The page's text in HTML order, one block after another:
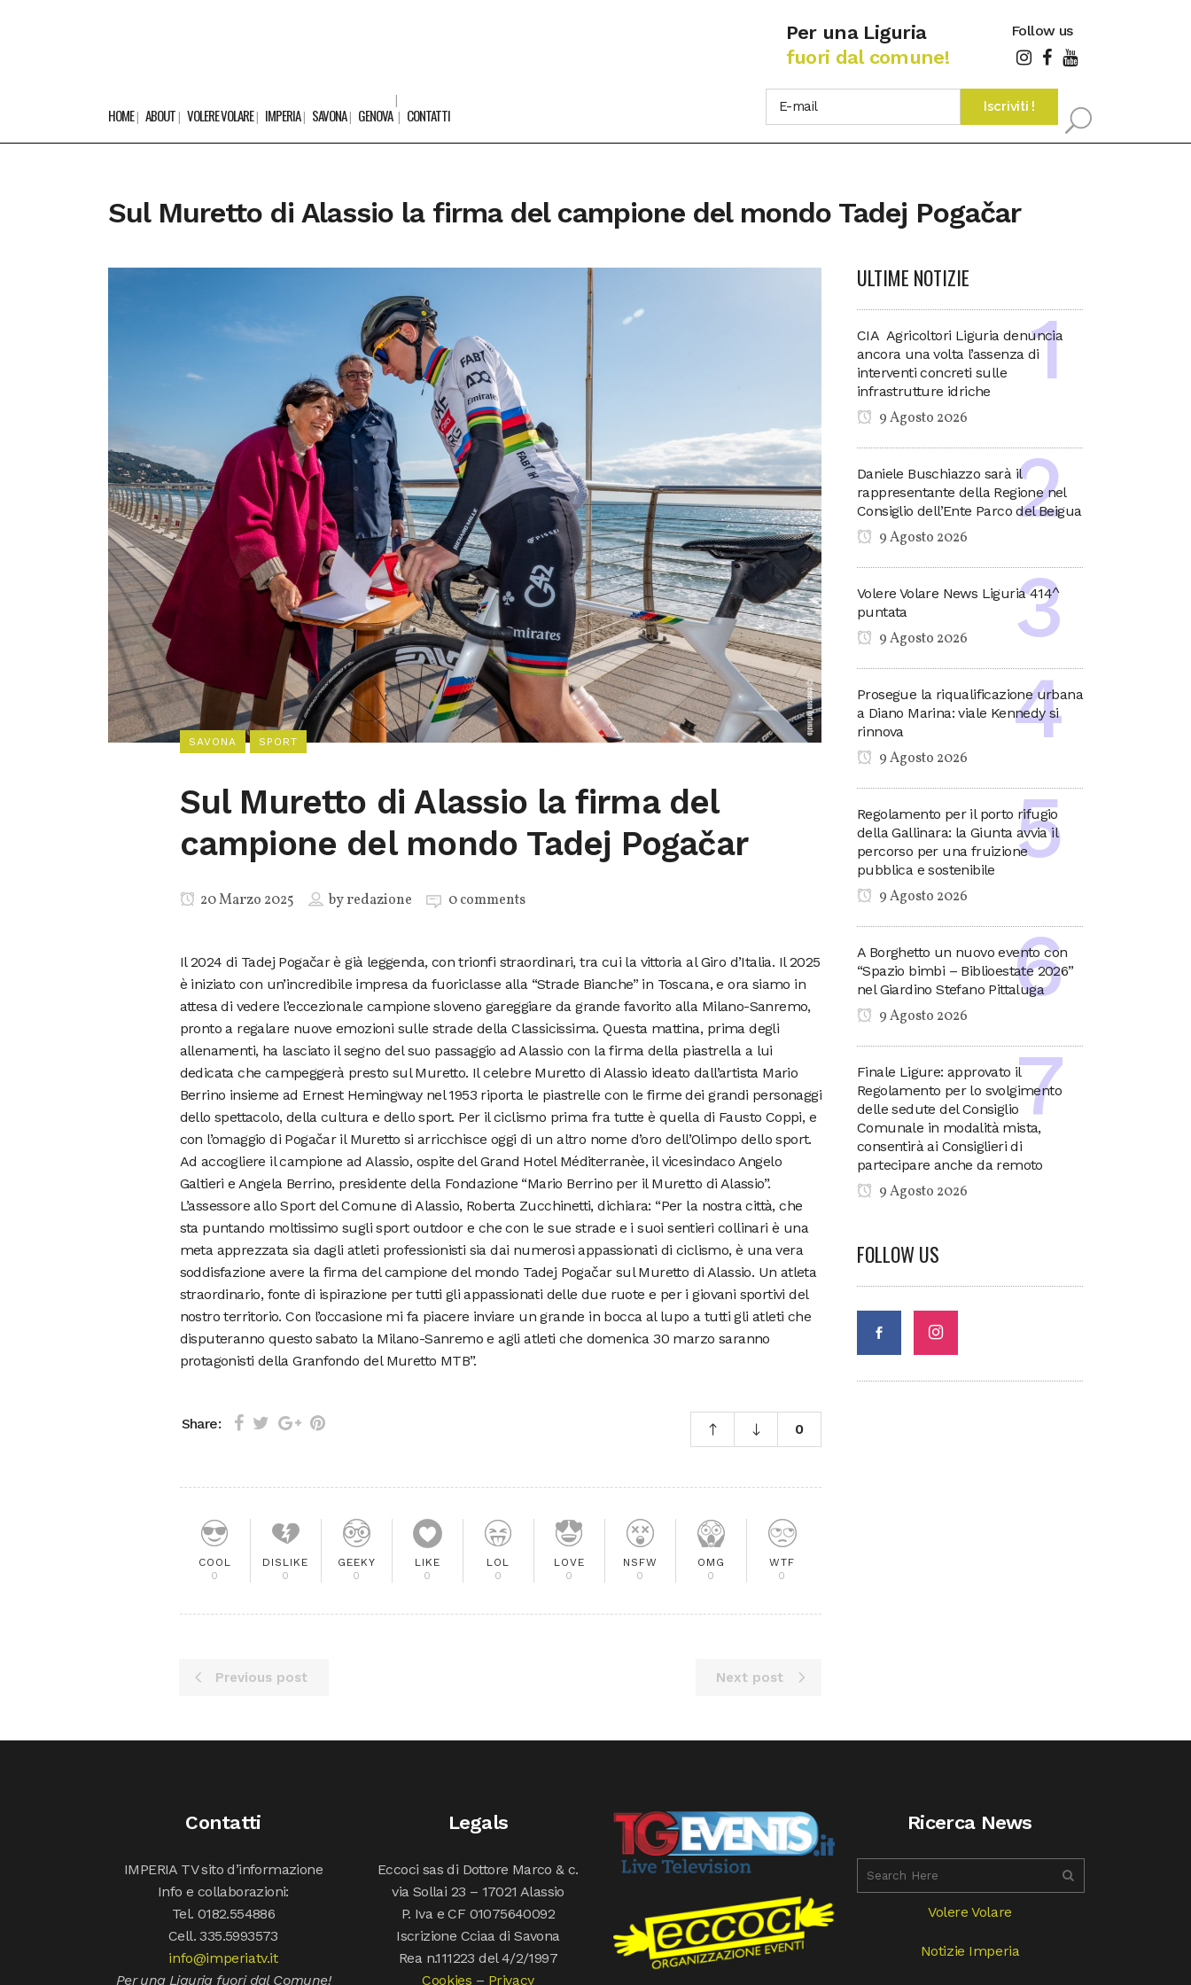
Per una Liguria
fuori dal comune!
Follow us
HOME ABOUT VOLERE VOLARE IMPERIA SAVONA GENOVA CONTATTI
Sul Muretto di Alassio la firma del campione del mondo Tadej Pogačar
SAVONA SPORT
Sul Muretto di Alassio la firma del
campione del mondo Tadej Pogačar
20 Marzo 2025 byredazione 0 comments
Il 2024 di Tadej Pogačar è già leggenda, con trionfi straordinari, tra cui la vittoria al Giro d’Italia. Il 2025
è iniziato con un’incredibile impresa da fuoriclasse alla “Strade Bianche” in Toscana, e ora siamo in
attesa di vedere l’eccezionale campione sloveno gareggiare da grande favorito alla Milano-Sanremo,
pronto a regalare nuove emozioni sulle strade della Classicissima. Questa mattina, prima degli
allenamenti, ha lasciato il segno del suo passaggio ad Alassio con la firma della piastrella a lui
dedicata che campeggerà presto sul Muretto. Il celebre Muretto di Alassio ideato dall’artista Mario
Berrino insieme ad Ernest Hemingway nel 1953 riporta le piastrelle con le firme dei grandi personaggi
dello spettacolo, della cultura e dello sport. Per il ciclismo prima fra tutte è quella di Fausto Coppi, e
con l’omaggio di Pogačar il Muretto si arricchisce oggi di un altro nome d’oro dell’Olimpo dello sport.
Ad accogliere il campione ad Alassio, ospite del Grand Hotel Méditerranèe, il vicesindaco Angelo
Galtieri e Angela Berrino, presidente della Fondazione “Mario Berrino per il Muretto di Alassio”.
L’assessore allo Sport del Comune di Alassio, Roberta Zucchinetti, dichiara: “Per la nostra città, che
sta puntando moltissimo sugli sport outdoor e che con le sue strade e i suoi sentieri collinari è una
meta apprezzata sia dagli atleti professionisti sia dai numerosi appassionati di ciclismo, è una vera
soddisfazione avere la firma del campione del mondo Tadej Pogačar sul Muretto di Alassio. Un atleta
straordinario, fonte di ispirazione per tutti gli appassionati delle due ruote e per i giovani sportivi del
nostro territorio. Con l’occasione mi fa piacere inviare un grande in bocca al lupo a tutti gli atleti che
disputeranno questo sabato la Milano-Sanremo e agli atleti che domenica 30 marzo saranno
protagonisti della Granfondo del Muretto MTB”.
Share: 0
COOL
0
DISLIKE
0
GEEKY
0
LIKE
0
LOL
0
LOVE
0
NSFW
0
OMG
0
WTF
0
Previous post Next post
ULTIME NOTIZIE
CIA Agricoltori Liguria denuncia
ancora una volta l’assenza di
interventi concreti sulle
infrastrutture idriche
9 Agosto 2026
Daniele Buschiazzo sarà il
rappresentante della Regione nel
Consiglio dell’Ente Parco del Beigua
9 Agosto 2026
Volere Volare News Liguria 414^
puntata
9 Agosto 2026
Prosegue la riqualificazione urbana
a Diano Marina: viale Kennedy si
rinnova
9 Agosto 2026
Regolamento per il porto rifugio
della Gallinara: la Giunta avvia il
percorso per una fruizione
pubblica e sostenibile
9 Agosto 2026
A Borghetto un nuovo evento con
“Spazio bimbi – Biblioestate 2026”
nel Giardino Stefano Pittaluga
9 Agosto 2026
Finale Ligure: approvato il
Regolamento per lo svolgimento
delle sedute del Consiglio
Comunale in modalità mista,
consentirà ai Consiglieri di
partecipare anche da remoto
9 Agosto 2026
FOLLOW US
Contatti
IMPERIA TV sito d’informazione
Info e collaborazioni:
Tel. 0182.554886
Cell. 335.5993573
info@imperiatv.it
Per una Liguria fuori dal Comune!
Legals
Eccoci sas di Dottore Marco & c.
via Sollai 23 – 17021 Alassio
P. Iva e CF 01075640092
Iscrizione Cciaa di Savona
Rea n.111223 del 4/2/1997
Cookies – Privacy
Ricerca News
Volere Volare
Notizie Imperia